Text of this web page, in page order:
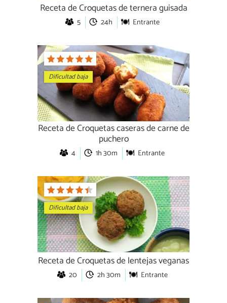
Receta de Croquetas de ternera guisada
5 24h Entrante
Dificultad baja
Receta de Croquetas caseras de carne de
puchero
4 1h 30m Entrante
Dificultad baja
Receta de Croquetas de lentejas veganas
20 2h 30m Entrante